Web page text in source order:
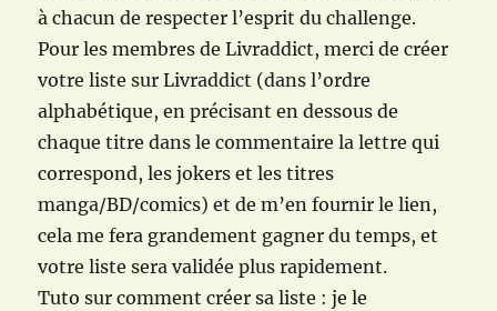
à chacun de respecter l’esprit du challenge.
Pour les membres de Livraddict, merci de créer
votre liste sur Livraddict (dans l’ordre
alphabétique, en précisant en dessous de
chaque titre dans le commentaire la lettre qui
correspond, les jokers et les titres
manga/BD/comics) et de m’en fournir le lien,
cela me fera grandement gagner du temps, et
votre liste sera validée plus rapidement.
Tuto sur comment créer sa liste : je le